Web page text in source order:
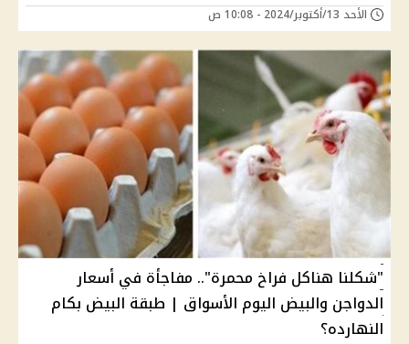
الأحد 13/أكتوبر/2024 - 10:08 ص
"شكلنا هناكل فراخ محمرة".. مفاجأة في أسعار
الدواجن والبيض اليوم الأسواق | طبقة البيض بكام
النهارده؟